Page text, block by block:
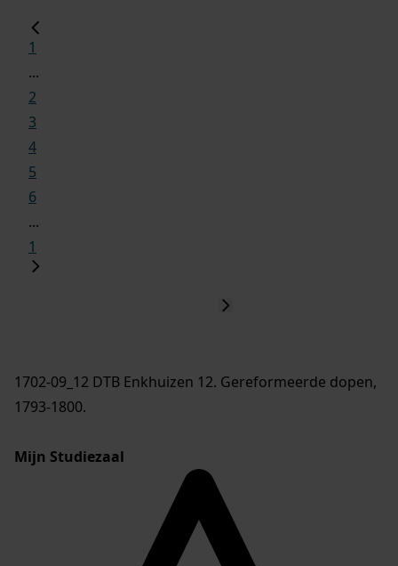
1
...
2
3
4
5
6
...
1
1702-09_12 DTB Enkhuizen 12. Gereformeerde dopen,
1793-1800.
Mijn Studiezaal